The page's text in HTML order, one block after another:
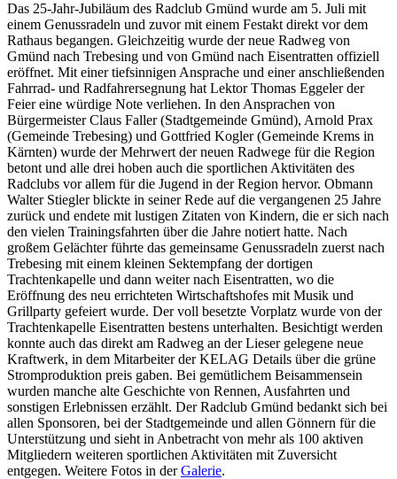
Das 25-Jahr-Jubiläum des Radclub Gmünd wurde am 5. Juli mit
einem Genussradeln und zuvor mit einem Festakt direkt vor dem
Rathaus begangen. Gleichzeitig wurde der neue Radweg von
Gmünd nach Trebesing und von Gmünd nach Eisentratten offiziell
eröffnet. Mit einer tiefsinnigen Ansprache und einer anschließenden
Fahrrad- und Radfahrersegnung hat Lektor Thomas Eggeler der
Feier eine würdige Note verliehen. In den Ansprachen von
Bürgermeister Claus Faller (Stadtgemeinde Gmünd), Arnold Prax
(Gemeinde Trebesing) und Gottfried Kogler (Gemeinde Krems in
Kärnten) wurde der Mehrwert der neuen Radwege für die Region
betont und alle drei hoben auch die sportlichen Aktivitäten des
Radclubs vor allem für die Jugend in der Region hervor. Obmann
Walter Stiegler blickte in seiner Rede auf die vergangenen 25 Jahre
zurück und endete mit lustigen Zitaten von Kindern, die er sich nach
den vielen Trainingsfahrten über die Jahre notiert hatte. Nach
großem Gelächter führte das gemeinsame Genussradeln zuerst nach
Trebesing mit einem kleinen Sektempfang der dortigen
Trachtenkapelle und dann weiter nach Eisentratten, wo die
Eröffnung des neu errichteten Wirtschaftshofes mit Musik und
Grillparty gefeiert wurde. Der voll besetzte Vorplatz wurde von der
Trachtenkapelle Eisentratten bestens unterhalten. Besichtigt werden
konnte auch das direkt am Radweg an der Lieser gelegene neue
Kraftwerk, in dem Mitarbeiter der KELAG Details über die grüne
Stromproduktion preis gaben. Bei gemütlichem Beisammensein
wurden manche alte Geschichte von Rennen, Ausfahrten und
sonstigen Erlebnissen erzählt. Der Radclub Gmünd bedankt sich bei
allen Sponsoren, bei der Stadtgemeinde und allen Gönnern für die
Unterstützung und sieht in Anbetracht von mehr als 100 aktiven
Mitgliedern weiteren sportlichen Aktivitäten mit Zuversicht
entgegen. Weitere Fotos in derGalerie.